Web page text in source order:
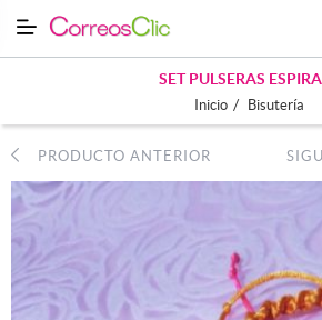
SET PULSERAS
Inicio / Bisutería
PRODUCTO ANTERIOR